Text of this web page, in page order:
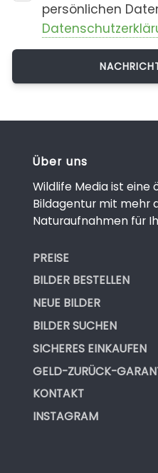
persönlichen
Über uns
Wildlife Media ist eine
Bildagentur mit mehr
Naturaufnahmen für
PREISE
BILDER BESTELLEN
NEUE BILDER
BILDER SUCHEN
SICHERES EINKAUFEN
GELD-ZURÜCK-
KONTAKT
INSTAGRAM